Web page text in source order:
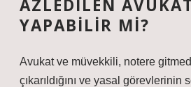
AZLEDILEN
YAPABILIR MI?
Avukat ve müvekkili, notere
çıkarıldığını ve yasal